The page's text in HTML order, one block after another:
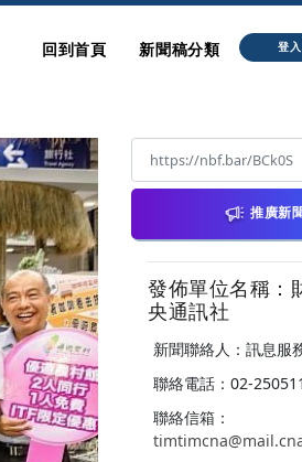
回到首頁 新聞稿分類 登入
推廣新
發佈單位名稱：
央通訊社
新聞聯絡人：訊息服
聯絡電話：02-
聯絡信箱：